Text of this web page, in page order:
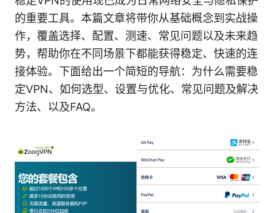
的重要工具。本篇文章将带你从基础概念到实战操
作，覆盖选择、配置、测速、常见问题以及未来趋
势，帮助你在不同场景下都能获得稳定、快速的连
接体验。下面给出一个简短的导航：为什么需要稳
定VPN、如何选型、设置与优化、常见问题及解决
方法、以及FAQ。